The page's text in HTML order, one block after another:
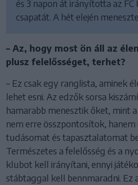
és 3 napon át irányította az
csapatát. A hét elején
– Az, hogy most ön áll az
plusz felelősséget, terhet?
– Ez csak egy ranglista, aminek
lehet esni. Az edzők sorsa
hamarabb menesztik őket, mint
nem erre összpontosítok,
tudásomat és tapasztalatomat
Természetes a felelősség és a
klubot kell irányítani, ennyi
stábtaggal kell bennmaradni. Ez